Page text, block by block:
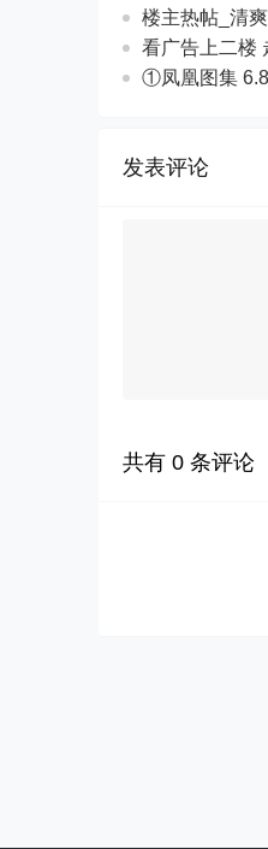
楼主热帖_清
看广告上二楼
①凤凰图集
发表评论
共有 0 条评论